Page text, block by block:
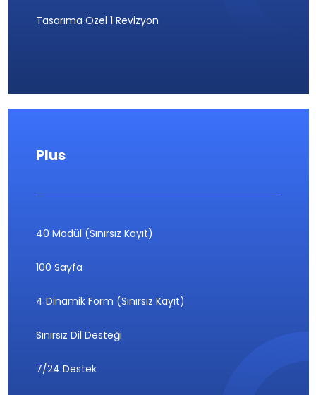
Tasarıma Özel 1 Revizyon
Plus
40 Modül (Sınırsız Kayıt)
100 Sayfa
4 Dinamik Form (Sınırsız Kayıt)
Sınırsız Dil Desteği
7/24 Destek